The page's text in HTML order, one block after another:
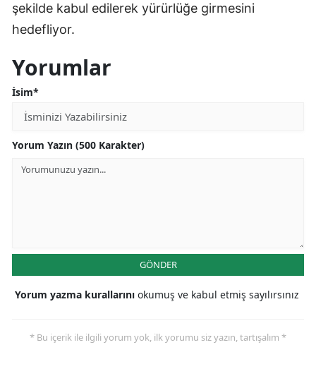
şekilde kabul edilerek yürürlüğe girmesini
hedefliyor.
Yorumlar
İsim*
Yorum Yazın (500 Karakter)
GÖNDER
Yorum yazma kurallarını okumuş ve kabul etmiş sayılırsınız
* Bu içerik ile ilgili yorum yok, ilk yorumu siz yazın, tartışalım *